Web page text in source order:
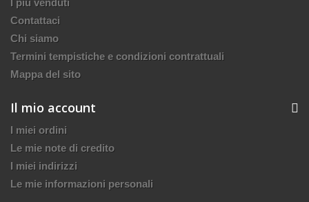
I più venduti
Contattaci
Chi siamo
Termini tempistiche e condizioni contrattuali
Mappa del sito
Il mio account
I miei ordini
Le mie note di credito
I miei indirizzi
Le mie informazioni personali